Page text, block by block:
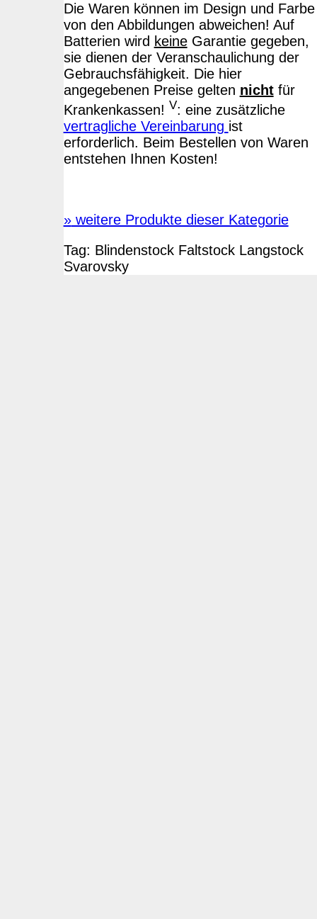
Die Waren können im Design und Farbe
von den Abbildungen abweichen! Auf
Batterien wird keineGarantie gegeben,
sie dienen der Veranschaulichung der
Gebrauchsfähigkeit. Die hier
angegebenen Preise gelten nichtfür
Krankenkassen! V: eine zusätzliche
vertragliche Vereinbarung ist
erforderlich. Beim Bestellen von Waren
entstehen Ihnen Kosten!
»weitere Produkte dieser Kategorie
Tag: BlindenstockFaltstockLangstock
Svarovsky